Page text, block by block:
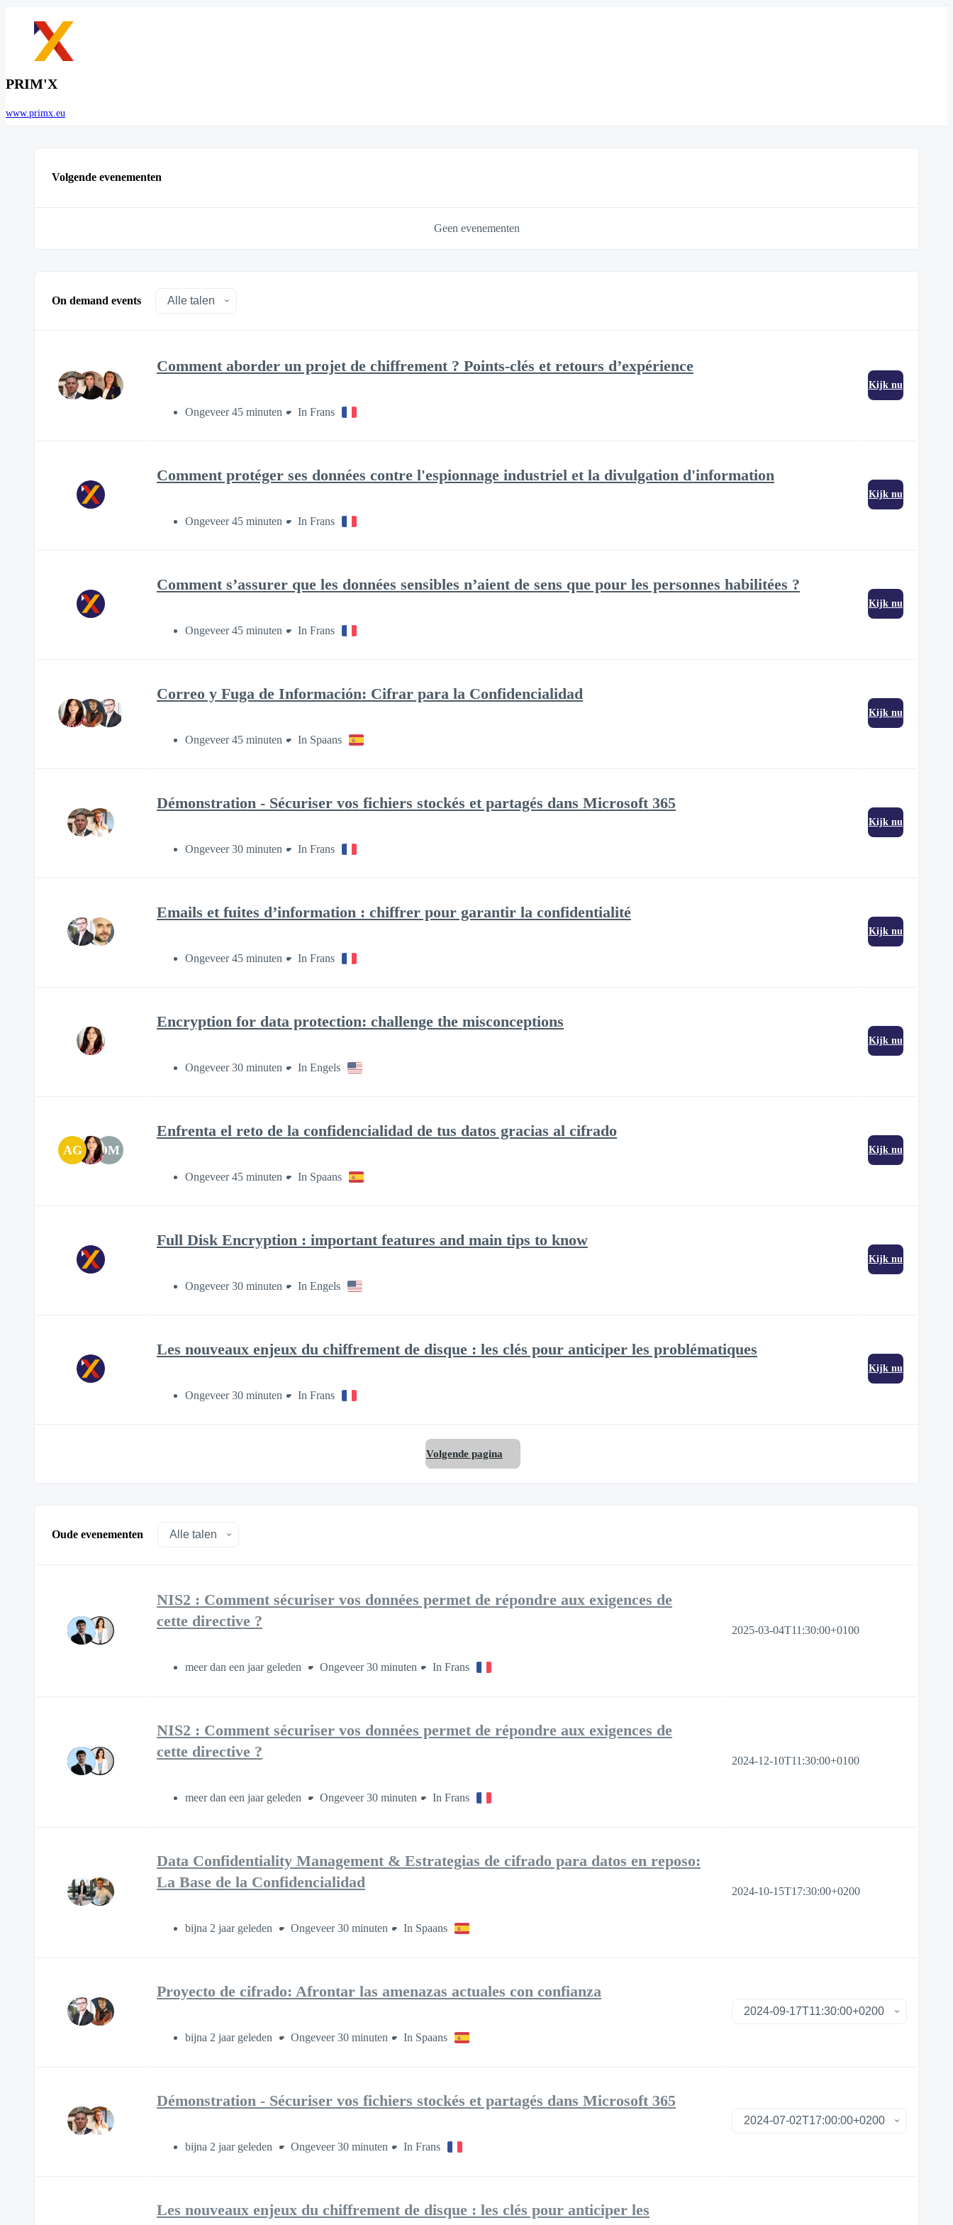
PRIM'X
www.primx.eu
Volgende evenementen
Geen evenementen
On demand events
Comment aborder un projet de chiffrement ? Points-clés et retours d’expérience
Ongeveer 45 minuten In Frans
Kijk nu
Comment protéger ses données contre l'espionnage industriel et la divulgation d'information
Ongeveer 45 minuten In Frans
Kijk nu
Comment s’assurer que les données sensibles n’aient de sens que pour les personnes habilitées ?
Ongeveer 45 minuten In Frans
Kijk nu
Correo y Fuga de Información: Cifrar para la Confidencialidad
Ongeveer 45 minuten In Spaans
Kijk nu
Démonstration - Sécuriser vos fichiers stockés et partagés dans Microsoft 365
Ongeveer 30 minuten In Frans
Kijk nu
Emails et fuites d’information : chiffrer pour garantir la confidentialité
Ongeveer 45 minuten In Frans
Kijk nu
Encryption for data protection: challenge the misconceptions
Ongeveer 30 minuten In Engels
Kijk nu
AG DM
Enfrenta el reto de la confidencialidad de tus datos gracias al cifrado
Ongeveer 45 minuten In Spaans
Kijk nu
Full Disk Encryption : important features and main tips to know
Ongeveer 30 minuten In Engels
Kijk nu
Les nouveaux enjeux du chiffrement de disque : les clés pour anticiper les problématiques
Ongeveer 30 minuten In Frans
Kijk nu
Volgende pagina
Oude evenementen
NIS2 : Comment sécuriser vos données permet de répondre aux exigences de
cette directive ?
meer dan een jaar geleden Ongeveer 30 minuten In Frans
2025-03-04T11:30:00+0100
NIS2 : Comment sécuriser vos données permet de répondre aux exigences de
cette directive ?
meer dan een jaar geleden Ongeveer 30 minuten In Frans
2024-12-10T11:30:00+0100
Data Confidentiality Management & Estrategias de cifrado para datos en reposo:
La Base de la Confidencialidad
bijna 2 jaar geleden Ongeveer 30 minuten In Spaans
2024-10-15T17:30:00+0200
Proyecto de cifrado: Afrontar las amenazas actuales con confianza
bijna 2 jaar geleden Ongeveer 30 minuten In Spaans
Démonstration - Sécuriser vos fichiers stockés et partagés dans Microsoft 365
bijna 2 jaar geleden Ongeveer 30 minuten In Frans
Les nouveaux enjeux du chiffrement de disque : les clés pour anticiper les